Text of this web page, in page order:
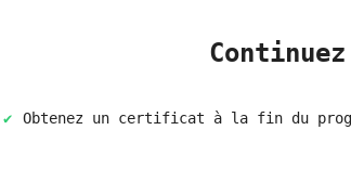
Obtenez un certificat à la fin du